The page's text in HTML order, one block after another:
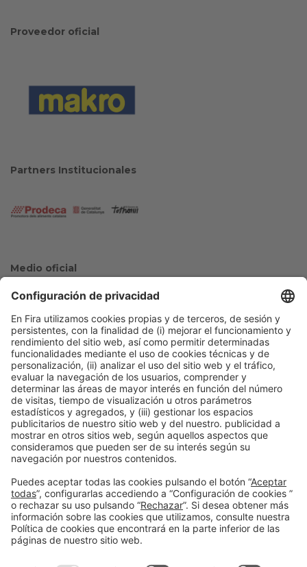
Proveedor oficial
Partners Institucionales
Medio oficial
Colaboradores